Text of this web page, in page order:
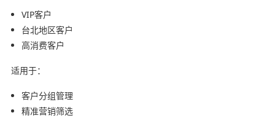
VIP客户
台北地区客户
高消费客户
适用于：
客户分组管理
精准营销筛选